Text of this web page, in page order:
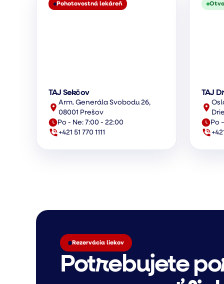
Pohotovostná lekáreň
TAJ Sekčov
Arm. Generála Svobodu 26,
08001 Prešov
Po - Ne: 7:00 - 22:00
+421 51 770 1111
TAJ
Po
Rezervácia liekov
Potrebujete